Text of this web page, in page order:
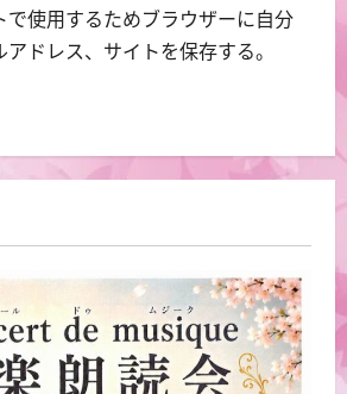
で使用するためブラウザーに自分
ドレス、サイトを保存する。